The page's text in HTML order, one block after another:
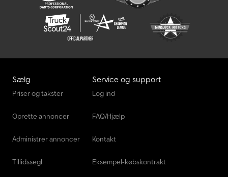
Sælg
Priser og takster
Oprette annoncer
Administrer annoncer
Tillidssegl
Service og support
Log ind
FAQ/Hjælp
Kontakt
Eksempel-købskontrakt